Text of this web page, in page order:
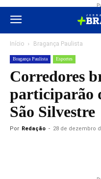
Início Bragança Paulista
Bragança Paulista Esportes
Corredores
participarão
São Silvestre
Por Redação - 28 de dezembro